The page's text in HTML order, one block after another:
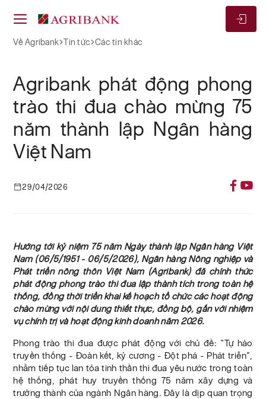
Về Agribank Tin tức Các tin khác
Agribank phát động phong
trào thi đua chào mừng 75
năm thành lập Ngân hàng
Việt Nam
29/04/2026
Hướng tới kỷ niệm 75 năm Ngày thành lập Ngân hàng Việt
Nam (06/5/1951 - 06/5/2026), Ngân hàng Nông nghiệp và
Phát triển nông thôn Việt Nam (Agribank) đã chính thức
phát động phong trào thi đua lập thành tích trong toàn hệ
thống, đồng thời triển khai kế hoạch tổ chức các hoạt động
chào mừng với nội dung thiết thực, đồng bộ, gắn với nhiệm
vụ chính trị và hoạt động kinh doanh năm 2026.
Phong trào thi đua được phát động với chủ đề: “Tự hào
truyền thống - Đoàn kết, kỷ cương - Đột phá - Phát triển”,
nhằm tiếp tục lan tỏa tinh thần thi đua yêu nước trong toàn
hệ thống, phát huy truyền thống 75 năm xây dựng và
trưởng thành của ngành Ngân hàng. Đây là dịp quan trọng